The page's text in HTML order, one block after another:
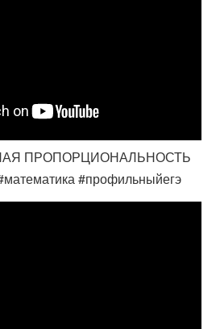
ПРОПОРЦИОНАЛЬНОСТЬ
#профильныйегэ